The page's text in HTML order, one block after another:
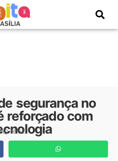
segurança no
reforçado com
16:52